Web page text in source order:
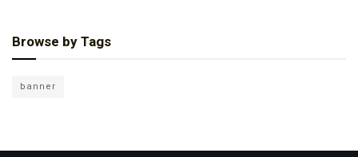
Browse by Tags
banner